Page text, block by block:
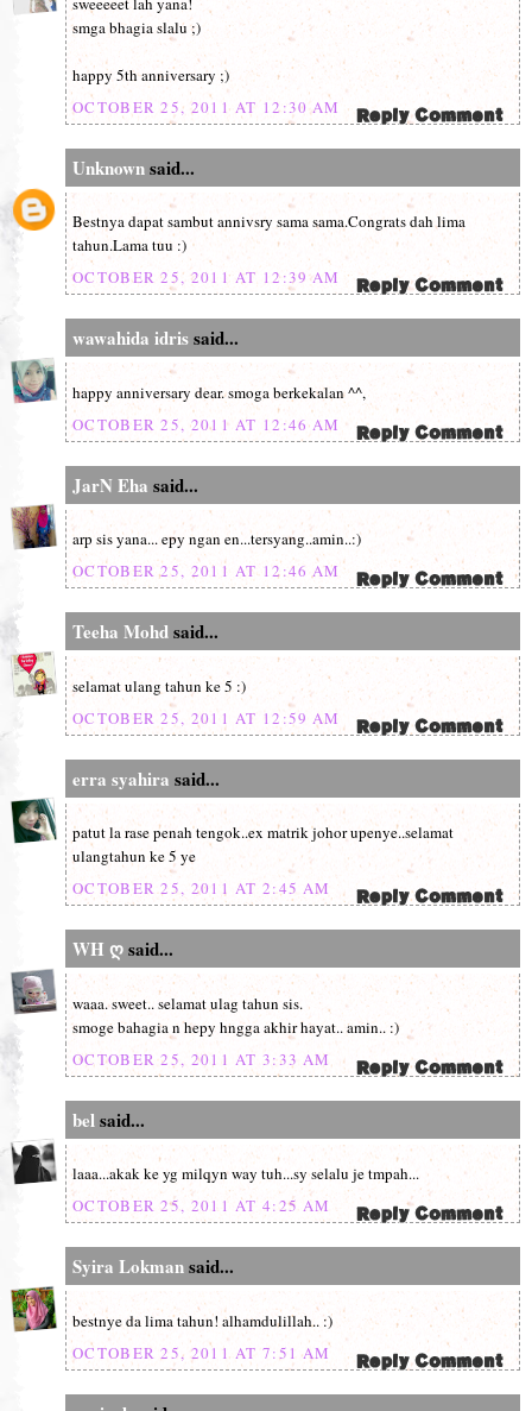
smga bhagia slalu ;)
happy 5th anniversary ;)
OCTOBER 25, 2011 AT 12:30 AM
Unknownsaid...
Bestnya dapat sambut annivsry sama sama.Congrats dah lima
tahun.Lama tuu :)
OCTOBER 25, 2011 AT 12:39 AM
wawahida idrissaid...
happy anniversary dear. smoga berkekalan ^^,
OCTOBER 25, 2011 AT 12:46 AM
JarN Eha said...
arp sis yana... epy ngan en...tersyang..amin..:)
OCTOBER 25, 2011 AT 12:46 AM
Teeha Mohdsaid...
selamat ulang tahun ke 5 :)
OCTOBER 25, 2011 AT 12:59 AM
erra syahira said...
patut la rase penah tengok..ex matrik johor upenye..selamat
ulangtahun ke 5 ye
OCTOBER 25, 2011 AT 2:45 AM
WH ღsaid...
waaa. sweet.. selamat ulag tahun sis.
smoge bahagia n hepy hngga akhir hayat.. amin.. :)
OCTOBER 25, 2011 AT 3:33 AM
belsaid...
laaa...akak ke yg milqyn way tuh...sy selalu je tmpah...
OCTOBER 25, 2011 AT 4:25 AM
Syira Lokmansaid...
bestnye da lima tahun! alhamdulillah.. :)
OCTOBER 25, 2011 AT 7:51 AM